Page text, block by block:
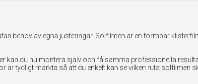
behov av egna justeringar. Solfilmen är en formbar
du nu montera själv och få samma professionella
tydligt märkta så att du enkelt kan se vilken ruta solfilmen